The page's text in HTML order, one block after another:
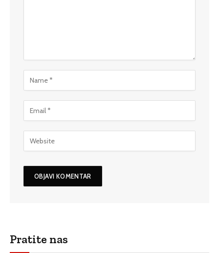
Pratite nas